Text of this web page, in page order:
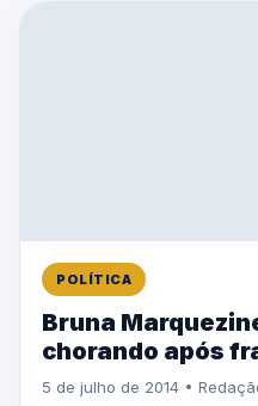
POLÍTICA
Bruna
chorando após
5 de julho de 2014 •